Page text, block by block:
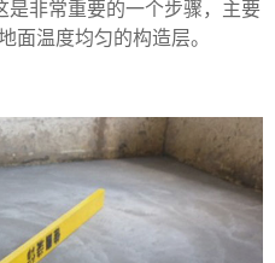
非常重要的一个步骤，主要
面温度均匀的构造层。